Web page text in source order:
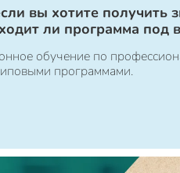
вы хотите
ли программа под
обучение по
программами.